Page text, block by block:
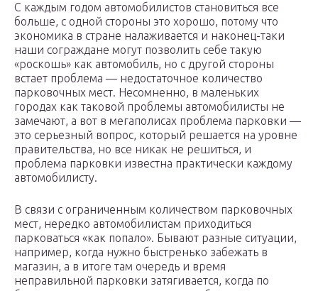
С каждым годом автомобилистов становиться все
больше, с одной стороны это хорошо, потому что
экономика в стране налаживается и наконец-таки
наши сограждане могут позволить себе такую
«роскошь» как автомобиль, но с другой стороны
встает проблема — недостаточное количество
парковочных мест. Несомненно, в маленьких
городах как таковой проблемы автомобилисты не
замечают, а вот в мегаполисах проблема парковки —
это серьезный вопрос, который решается на уровне
правительства, но все никак не решиться, и
проблема парковки известна практически каждому
автомобилисту.
В связи с ограниченным количеством парковочных
мест, нередко автомобилистам приходиться
парковаться «как попало». Бывают разные ситуации,
например, когда нужно быстренько забежать в
магазин, а в итоге там очередь и время
неправильной парковки затягивается, когда по